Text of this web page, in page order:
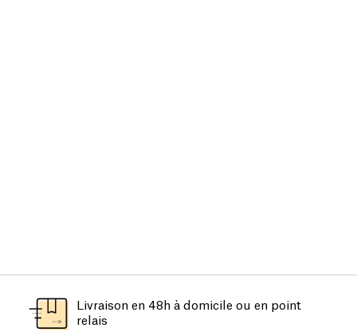
Livraison en 48h à domicile ou en point
relais